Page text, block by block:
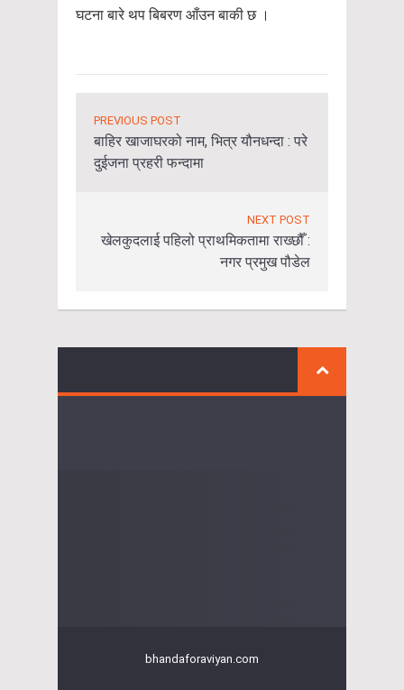
घटना बारे थप बिबरण आँउन बाकी छ ।
PREVIOUS POST
बाहिर खाजाघरको नाम, भित्र यौनधन्दा : परे
दुईजना प्रहरी फन्दामा
NEXT POST
खेलकुदलाई पहिलो प्राथमिकतामा राख्छौँ :
नगर प्रमुख पौडेल
bhandaforaviyan.com